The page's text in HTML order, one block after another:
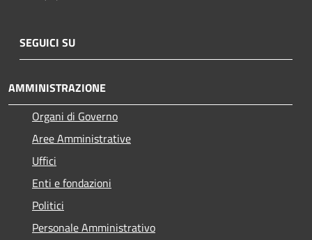
SEGUICI SU
AMMINISTRAZIONE
Organi di Governo
Aree Amministrative
Uffici
Enti e fondazioni
Politici
Personale Amministrativo